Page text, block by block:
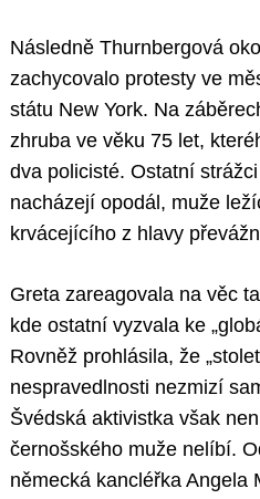
​Následně Thurnbergová
zachycovalo protesty ve
státu New York. Na
zhruba ve věku 75 let,
dva policisté. Ostatní
nacházejí opodál, muže
krvácejícího z hlavy
Greta zareagovala na věc
kde ostatní vyzvala ke
Rovněž prohlásila, že
nespravedlnosti nezmizí
Švédská aktivistka však
černošského muže nelíbí.
německá kancléřka Angela